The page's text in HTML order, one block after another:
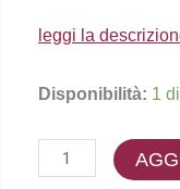
leggi la
Disponibilità: 1
Dolce
Gabbana
-